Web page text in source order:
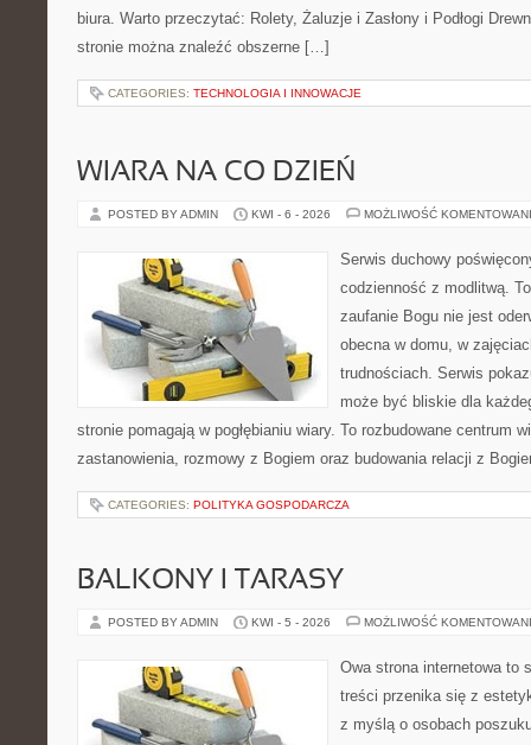
biura. Warto przeczytać: Rolety, Żaluzje i Zasłony i Podłogi
stronie można znaleźć obszerne […]
CATEGORIES: TECHNOLOGIA I INNOWACJE
WIARA NA CO DZIEŃ
POSTED BY ADMIN KWI - 6 - 2026 MOŻLIWOŚĆ
Serwis duchowy
codzienność z modlitwą.
zaufanie Bogu nie jest
obecna w domu, w
trudnościach. Serwis
może być bliskie dla
stronie pomagają w pogłębianiu wiary. To rozbudowane centrum
zastanowienia, rozmowy z Bogiem oraz budowania relacji z
CATEGORIES: POLITYKA GOSPODARCZA
BALKONY I TARASY
POSTED BY ADMIN KWI - 5 - 2026 MOŻLIWOŚĆ
Owa strona internetowa to
treści przenika się z
z myślą o osobach